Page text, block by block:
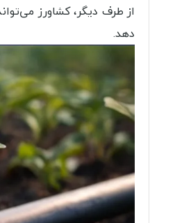
از طرف دیگر، کشاورز
دهد.